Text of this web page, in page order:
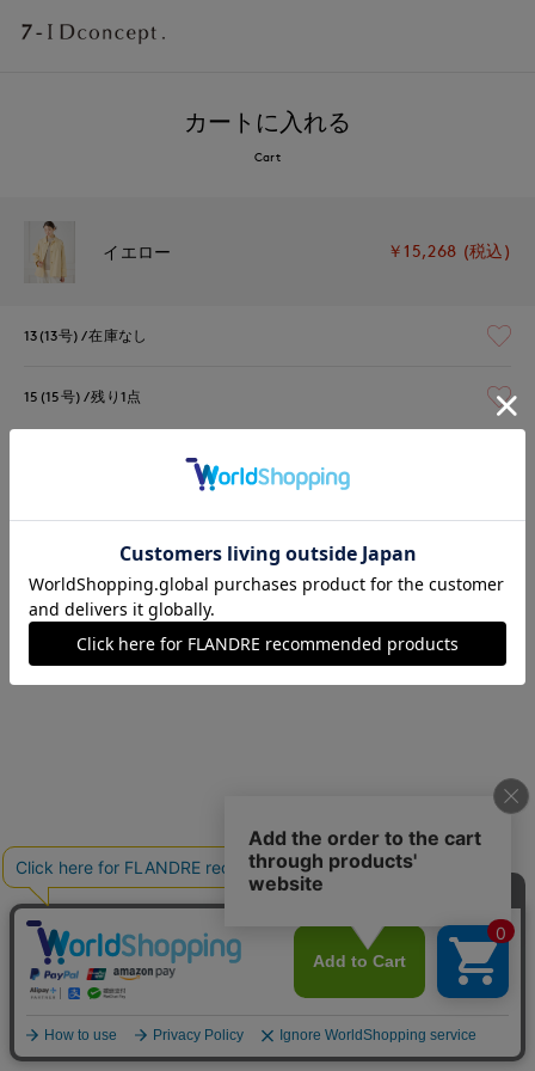
カートに入れる
Cart
イエロー ￥15,268 (税込)
13(13号) 在庫なし
15(15号) 残り1点